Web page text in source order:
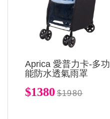
Aprica 愛普力卡-多功
能防水透氣雨罩
$1380 $1980